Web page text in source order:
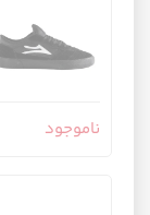
ناموجود